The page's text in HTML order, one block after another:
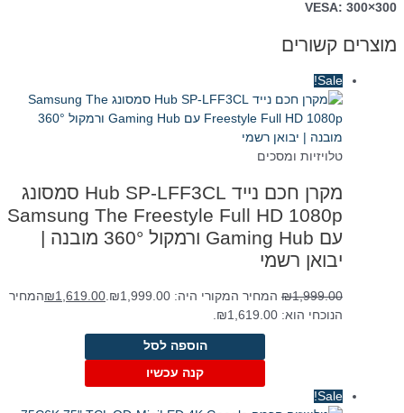
VESA: 300×300
מוצרים קשורים
Sale!
טלויזיות ומסכים
מקרן חכם נייד Hub SP-LFF3CL סמסונג
Samsung The Freestyle Full HD 1080p
עם Gaming Hub ורמקול 360° מובנה |
יבואן רשמי
₪1,999.00 המחיר המקורי היה: ₪1,999.00. ₪1,619.00
המחיר
הנוכחי הוא: ₪1,619.00.
הוספה לסל
קנה עכשיו
Sale!